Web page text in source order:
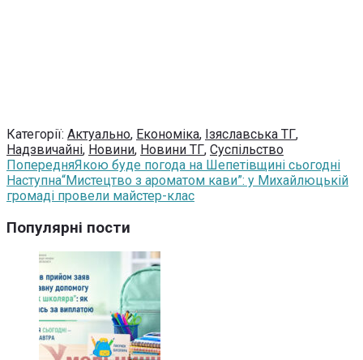
Категорії: Актуально, Економіка, Ізяславська ТГ,
Надзвичайні, Новини, Новини ТГ, Суспільство
ПопередняЯкою буде погода на Шепетівщині сьогодні
Наступна“Мистецтво з ароматом кави”: у Михайлюцькій
громаді провели майстер-клас
Популярні пости